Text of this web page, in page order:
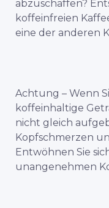
abzuschaffen?
koffeinfreien
eine der anderen
Achtung – Wenn
koffeinhaltige
nicht gleich
Kopfschmerzen
Entwöhnen Sie
unangenehmen